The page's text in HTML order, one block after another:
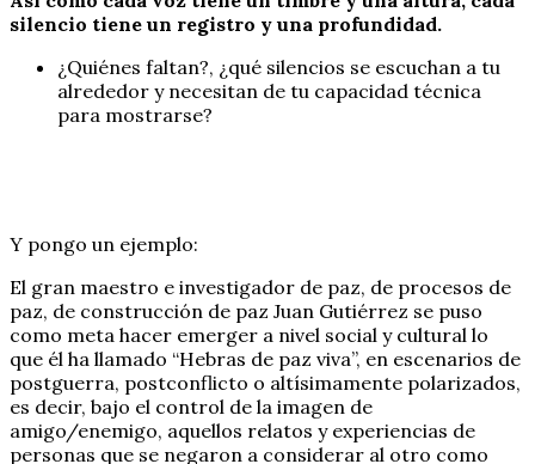
silencio tiene un registro y una profundidad.
¿Quiénes faltan?, ¿qué silencios se escuchan a tu
alrededor y necesitan de tu capacidad técnica
para mostrarse?
Y pongo un ejemplo:
El gran maestro e investigador de paz, de procesos de
paz, de construcción de paz Juan Gutiérrez se puso
como meta hacer emerger a nivel social y cultural lo
que él ha llamado “Hebras de paz viva”, en escenarios de
postguerra, postconflicto o altísimamente polarizados,
es decir, bajo el control de la imagen de
amigo/enemigo, aquellos relatos y experiencias de
personas que se negaron a considerar al otro como